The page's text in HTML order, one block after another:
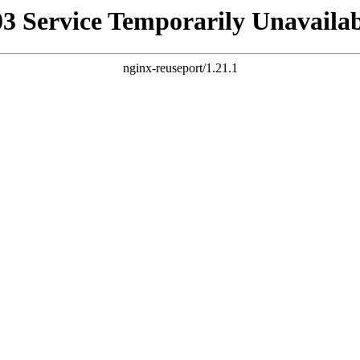
Service Temporarily
nginx-reuseport/1.21.1